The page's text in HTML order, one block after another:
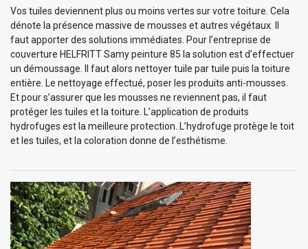
Vos tuiles deviennent plus ou moins vertes sur votre toiture. Cela
dénote la présence massive de mousses et autres végétaux. Il
faut apporter des solutions immédiates. Pour l’entreprise de
couverture HELFRITT Samy peinture 85 la solution est d’effectuer
un démoussage. Il faut alors nettoyer tuile par tuile puis la toiture
entière. Le nettoyage effectué, poser les produits anti-mousses.
Et pour s’assurer que les mousses ne reviennent pas, il faut
protéger les tuiles et la toiture. L’application de produits
hydrofuges est la meilleure protection. L’hydrofuge protège le toit
et les tuiles, et la coloration donne de l’esthétisme.